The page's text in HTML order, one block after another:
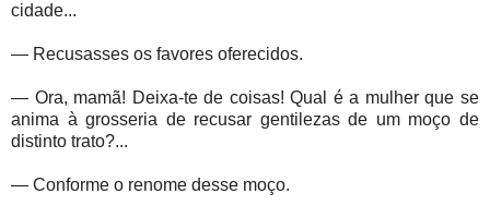
cidade...
— Recusasses os favores oferecidos.
— Ora, mamã! Deixa-te de coisas! Qual é a mulher que se
anima à grosseria de recusar gentilezas de um moço de
distinto trato?...
— Conforme o renome desse moço.